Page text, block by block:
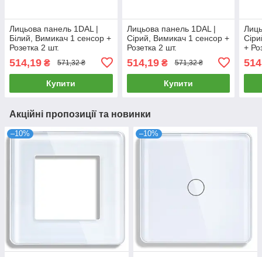
Лицьова панель 1DAL |
Білий, Вимикач 1 сенсор +
Розетка 2 шт.
(G228.1G2X1F-2.5D.WT)
514,19 ₴ 571,32 ₴
Купити
Лицьова панель 1DAL |
Сірий, Вимикач 1 сенсор +
Розетка 2 шт.
(G228.1G2X1F-2.5D.GR)
514,19₴ 571,32 ₴
Купити
+
Акційні пропозиції та новинки
–10% –10%